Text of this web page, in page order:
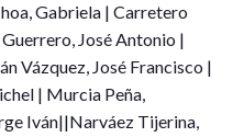
Gabriela | Carretero
José Antonio |
Vázquez, José Francisco |
| Murcia Peña,
Iván||Narváez Tijerina,